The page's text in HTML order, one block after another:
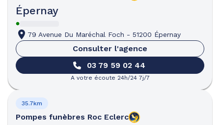
Épernay
79 Avenue Du Maréchal Foch - 51200 Épernay
Consulter l'agence
03 79 59 02 44
A votre écoute 24h/24 7j/7
Pompes funèbres Roc Eclerc
35.7km